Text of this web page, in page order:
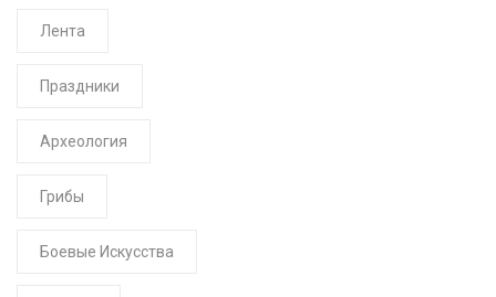
Лента
Праздники
Археология
Грибы
Боевые Искусства